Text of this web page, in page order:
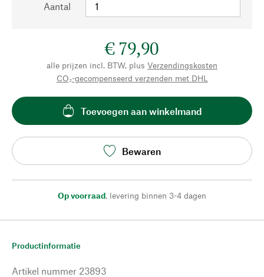
Aantal
€ 79,90
alle prijzen incl. BTW, plus Verzendingskosten
CO₂-gecompenseerd verzenden met DHL
Toevoegen aan winkelmand
Bewaren
Op voorraad, levering binnen 3-4 dagen
Productinformatie
Artikel nummer 23893